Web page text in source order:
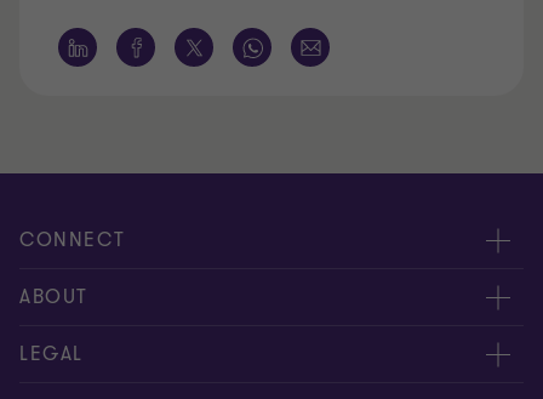
CONNECT
Contattaci
I nostri professionisti
ABOUT
Chi siamo
LEGAL